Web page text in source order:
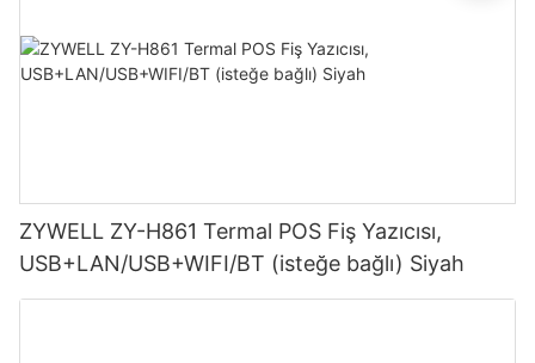
ZYWELL ZY-H861 Termal POS Fiş Yazıcısı,
USB+LAN/USB+WIFI/BT (isteğe bağlı) Siyah